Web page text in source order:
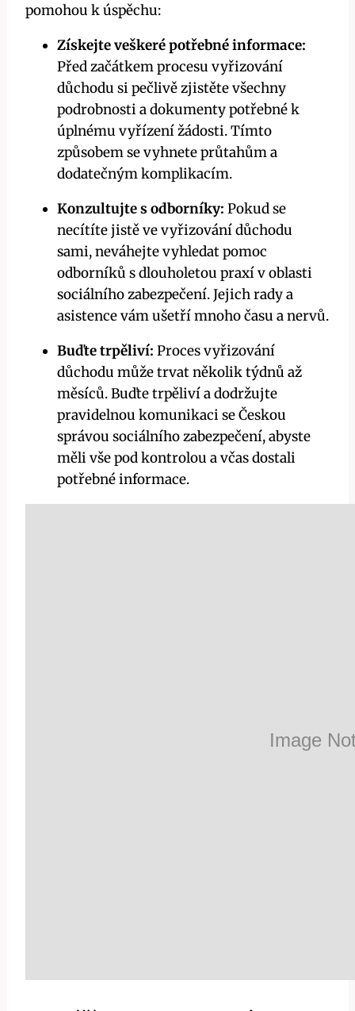
pomohou k ⁢úspěchu:
Získejte veškeré⁢ potřebné informace:
Před⁢ začátkem procesu vyřizování
důchodu si pečlivě zjistěte​ všechny
podrobnosti a dokumenty ⁢potřebné k
úplnému vyřízení žádosti. Tímto
způsobem se vyhnete průtahům a​
dodatečným komplikacím.
Konzultujte s⁤ odborníky: ⁤Pokud se
‍necítíte jistě ve vyřizování důchodu⁤
sami, neváhejte ⁢vyhledat pomoc
odborníků s dlouholetou ​praxí v oblasti
sociálního zabezpečení. Jejich rady a
asistence ​vám ušetří mnoho času a⁤ nervů.
Buďte trpěliví: ⁣Proces vyřizování
‌důchodu může trvat několik týdnů až
měsíců.‌ Buďte trpěliví a dodržujte
pravidelnou komunikaci ⁣se Českou
správou sociálního ⁣zabezpečení, abyste
měli vše pod kontrolou ⁢a‍ včas⁤ dostali
potřebné informace.